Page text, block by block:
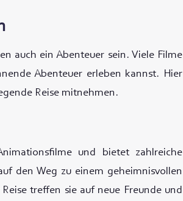
auch ein Abenteuer sein. Viele Filme
Abenteuer erleben kannst. Hier
Reise mitnehmen.
und bietet zahlreiche
den Weg zu einem geheimnisvollen
treffen sie auf neue Freunde und